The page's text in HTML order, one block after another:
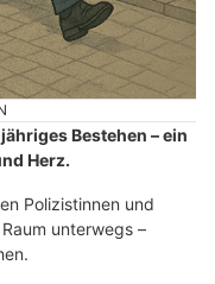
Bestehen – ein
Herz.
Polizistinnen und
unterwegs –